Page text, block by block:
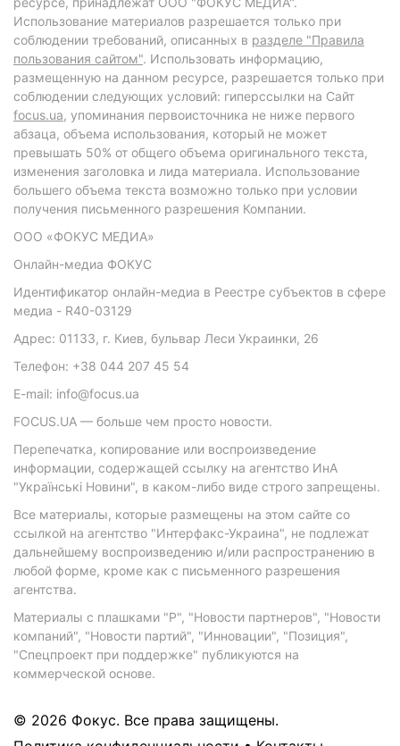
Использование материалов разрешается только при
соблюдении требований, описанных в разделе "Правила
пользования сайтом". Использовать информацию,
размещенную на данном ресурсе, разрешается только при
соблюдении следующих условий: гиперссылки на Сайт
focus.ua, упоминания первоисточника не ниже первого
абзаца, объема использования, который не может
превышать 50% от общего объема оригинального текста,
изменения заголовка и лида материала. Использование
большего объема текста возможно только при условии
получения письменного разрешения Компании.
ООО «ФОКУС МЕДИА»
Онлайн-медиа ФОКУС
Идентификатор онлайн-медиа в Реестре субъектов в сфере
медиа - R40-03129
Адрес: 01133, г. Киев, бульвар Леси Украинки, 26
Телефон: +38 044 207 45 54
E-mail: info@focus.ua
FOCUS.UA — больше чем просто новости.
Перепечатка, копирование или воспроизведение
информации, содержащей ссылку на агентство ИнА
"Українські Новини", в каком-либо виде строго запрещены.
Все материалы, которые размещены на этом сайте со
ссылкой на агентство "Интерфакс-Украина", не подлежат
дальнейшему воспроизведению и/или распространению в
любой форме, кроме как с письменного разрешения
агентства.
Материалы с плашками "Р", "Новости партнеров", "Новости
компаний", "Новости партий", "Инновации", "Позиция",
"Спецпроект при поддержке" публикуются на
коммерческой основе.
© 2026 Фокус. Все права защищены.